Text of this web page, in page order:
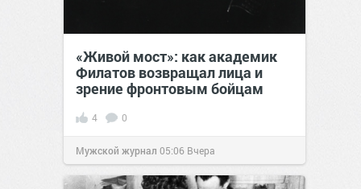
«Живой мост»: как академик
Филатов возвращал лица и
зрение фронтовым бойцам
4 0
Мужской журнал 05:06 Вчера